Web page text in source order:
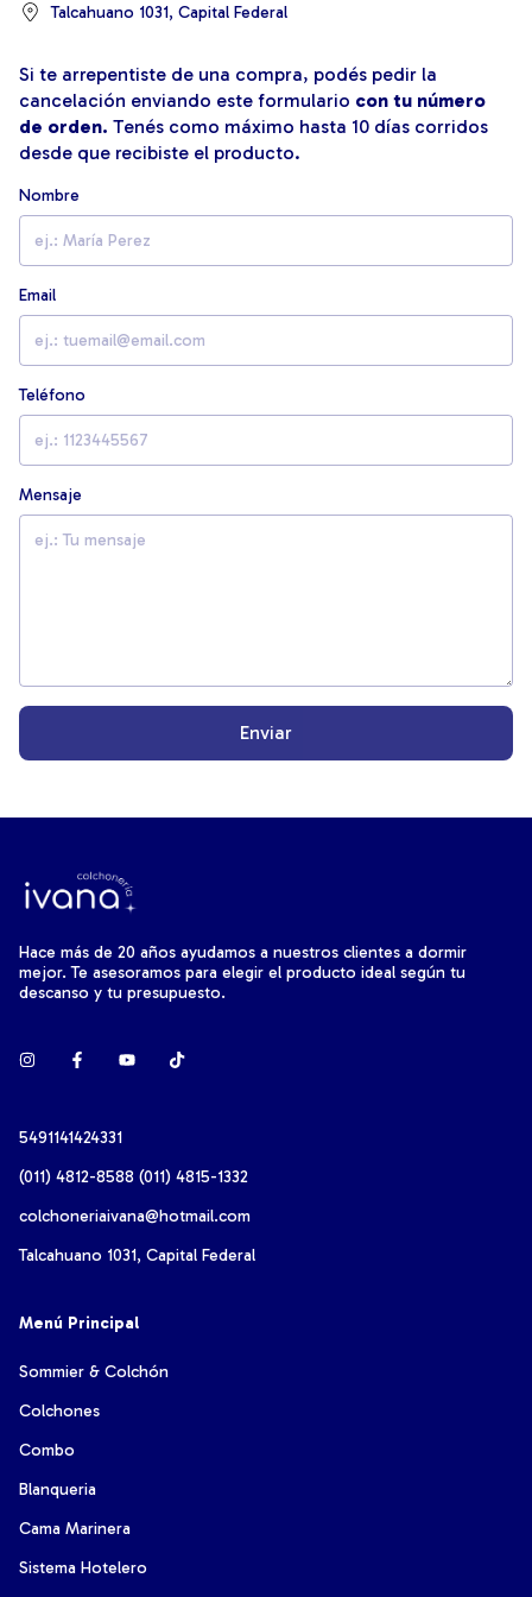
Talcahuano 1031, Capital Federal
Si te arrepentiste de una compra, podés pedir la
cancelación enviando este formulario con tu número
de orden. Tenés como máximo hasta 10 días corridos
desde que recibiste el producto.
Nombre
Email
Teléfono
Mensaje
Enviar
Hace más de 20 años ayudamos a nuestros clientes a dormir
mejor. Te asesoramos para elegir el producto ideal según tu
descanso y tu presupuesto.
5491141424331
(011) 4812-8588 (011) 4815-1332
colchoneriaivana@hotmail.com
Talcahuano 1031, Capital Federal
Menú Principal
Sommier & Colchón
Colchones
Combo
Blanqueria
Cama Marinera
Sistema Hotelero